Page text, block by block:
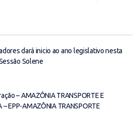
dará inicio ao ano legislativo nesta
Solene
– AMAZÔNIA TRANSPORTE E
– EPP-AMAZÔNIA TRANSPORTE